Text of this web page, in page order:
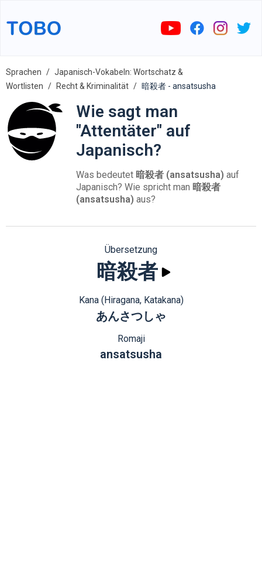
Sprachen
Japanisch-Vokabeln: Wortschatz &
Wortlisten
Recht & Kriminalität 暗殺者 - ansatsusha
Wie sagt man
"Attentäter" auf
Japanisch?
Was bedeutet 暗殺者 (ansatsusha) auf
Japanisch? Wie spricht man 暗殺者
(ansatsusha) aus?
Übersetzung
暗殺者
Kana (Hiragana, Katakana)
あんさつしゃ
Romaji
ansatsusha